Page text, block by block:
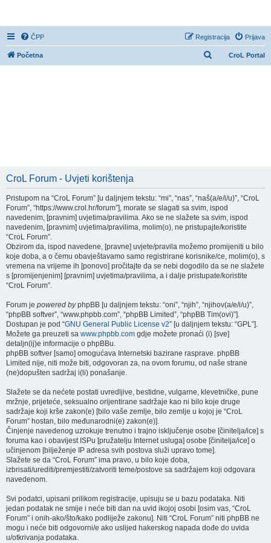
ČPP Prijava
Registracija
CroL Portal
Početna
CroL Forum - Uvjeti korištenja
Pristupom na “CroL Forum” [u daljnjem tekstu: “mi”, “nas”, “naš(a/e/i/u)”, “CroL
Forum”, “https://www.crol.hr/forum”], morate se slagati sa svim, ispod
navedenim, [pravnim] uvjetima/pravilima. Ako se ne slažete sa svim, ispod
navedenim, [pravnim] uvjetima/pravilima, molim(o), ne pristupajte/koristite
“CroL Forum”.
Obzirom da, ispod navedene, [pravne] uvjete/pravila možemo promijeniti u bilo
koje doba, a o čemu obavještavamo samo registrirane korisnike/ce, molim(o), s
vremena na vrijeme ih [ponovo] pročitajte da se nebi dogodilo da se ne slažete
s [promijenjenim] [pravnim] uvjetima/pravilima, a i dalje pristupate/koristite
“CroL Forum”.
Forum je powered byphpBB [u daljnjem tekstu: “oni”, “njih”, “njihov(a/e/i/u)”,
“phpBB softver”, “www.phpbb.com”, “phpBB Limited”, “phpBB Tim(ovi)”].
Dostupan je pod “GNU General Public License v2” [u daljnjem tekstu: “GPL”].
Možete ga preuzeti sa www.phpbb.com gdje možete pronaći (i) [sve]
detaljn(ij)e informacije o phpBBu.
phpBB softver [samo] omogućava Internetski bazirane rasprave. phpBB
Limited nije, niti može biti, odgovoran za, na ovom forumu, od naše strane
(ne)dopušten sadržaj i(li) ponašanje.
Slažete se da nećete postati uvredljive, bestidne, vulgarne, klevetničke, pune
mržnje, prijeteće, seksualno orijentirane sadržaje kao ni bilo koje druge
sadržaje koji krše zakon(e) [bilo vaše zemlje, bilo zemlje u kojoj je “CroL
Forum” hostan, bilo međunarodni(e) zakon(e)].
Činjenje navedenog uzrokuje trenutno i trajno isključenje osobe [činitelja/ice] s
foruma kao i obavijest ISPu [pružatelju Internet usluga] osobe [činitelja/ice] o
učinjenom [bilježenje IP adresa svih postova služi upravo tome].
Slažete se da “CroL Forum” ima pravo, u bilo koje doba,
izbrisati/urediti/premjestiti/zatvoriti teme/postove sa sadržajem koji odgovara
navedenom.
Svi podatci, upisani prilikom registracije, upisuju se u bazu podataka. Niti
jedan podatak ne smije i neće biti dan na uvid ikojoj osobi [osim vas, “CroL
Forum” i onih-ako/što/kako podliježe zakonu]. Niti “CroL Forum” niti phpBB ne
mogu i neće biti odgovorni/e ako uslijed hakerskog napada dođe do uvida
u/otkrivanja podataka.